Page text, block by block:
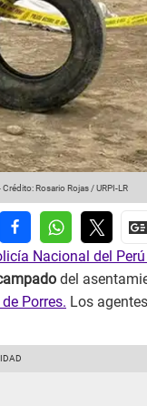
Crédito: Rosario Rojas / URPI-LR
Nacional del
del
Porres. Los